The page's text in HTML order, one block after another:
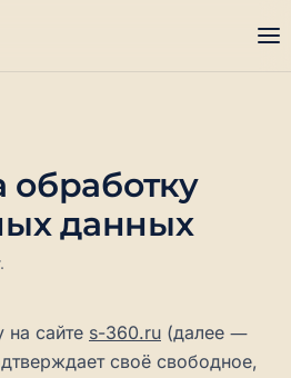
обработку
данных
сайте s-360.ru (далее —
своё свободное,